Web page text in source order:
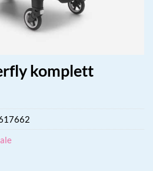
komplett